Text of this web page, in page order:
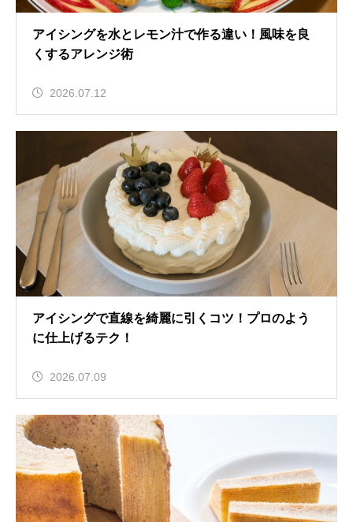
アイシングを水とレモン汁で作る違い！風味を良
くするアレンジ術
2026.07.12
アイシングで直線を綺麗に引くコツ！プロのよう
に仕上げるテク！
2026.07.09